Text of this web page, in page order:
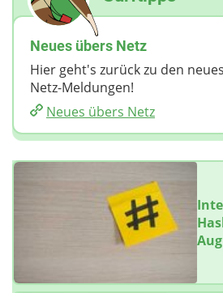
Neues übers Netz
Hier geht's zurück zu den
Netz-Meldungen!
Neues übers Netz